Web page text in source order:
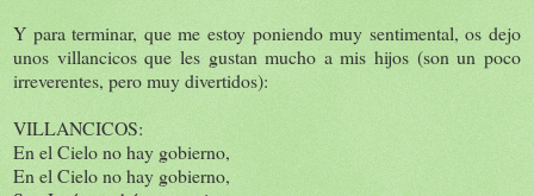
Y para terminar, que me estoy poniendo muy sentimental, os dejo
unos villancicos que les gustan mucho a mis hijos (son un poco
irreverentes, pero muy divertidos):
VILLANCICOS:
En el Cielo no hay gobierno,
En el Cielo no hay gobierno,